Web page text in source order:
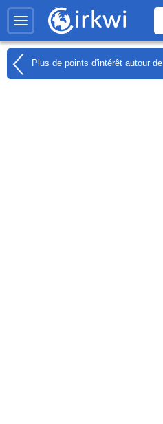
Plus de points d'intérêt autour de